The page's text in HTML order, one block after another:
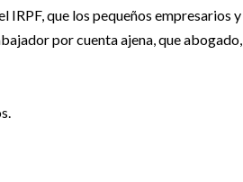
IRPF, que los pequeños empresarios y
por cuenta ajena, que abogado,